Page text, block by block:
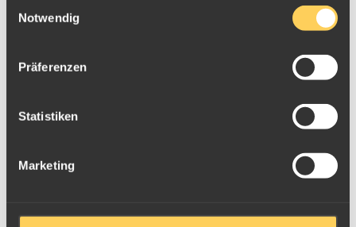
Notwendig
Präferenzen
Statistiken
Marketing
Bruchgoldlegierung
Bruchgoldlegierung